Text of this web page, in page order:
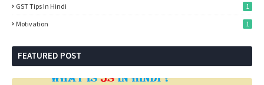
GST Tips In Hindi 1
Motivation 1
FEATURED POST